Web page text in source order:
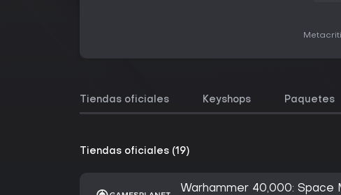
Tiendas oficiales Keyshops Paquetes
Tiendas oficiales (19)
Warhammer 40,000: Space